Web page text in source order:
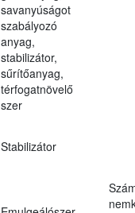
savanyúságot
szabályozó
anyag,
stabilizátor,
sűrítőanyag,
térfogatnövelő
szer
Stabilizátor